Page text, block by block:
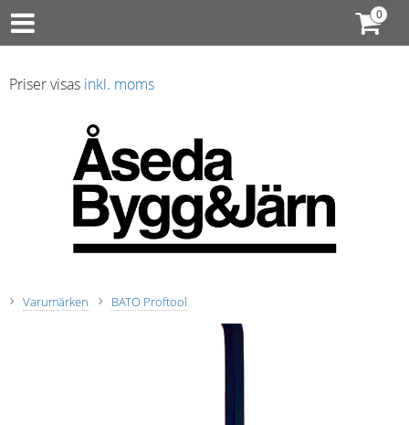
Priser visas inkl. moms
Varumärken BATO Proftool